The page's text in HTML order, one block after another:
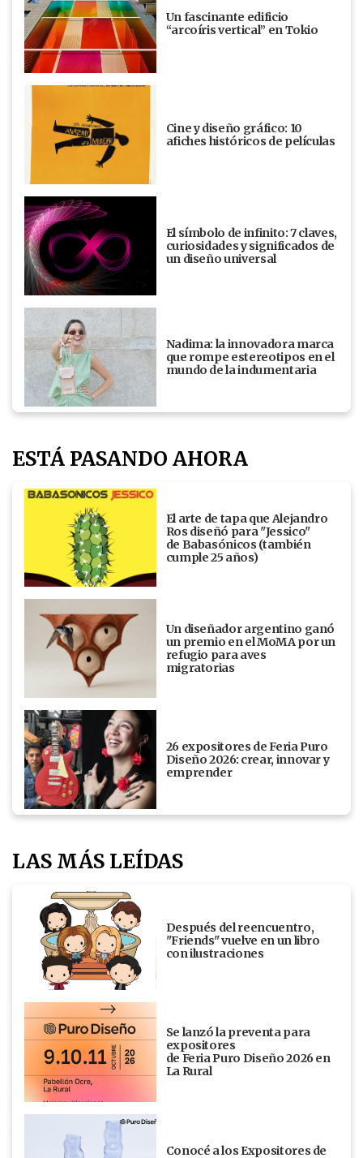
Un fascinante edificio
“arcoíris vertical” en Tokio
Cine y diseño gráfico: 10
afiches históricos de películas
El símbolo de infinito: 7 claves,
curiosidades y significados de
un diseño universal
Nadima: la innovadora marca
que rompe estereotipos en el
mundo de la indumentaria
ESTÁ PASANDO AHORA
El arte de tapa que Alejandro
Ros diseñó para "Jessico"
de Babasónicos (también
cumple 25 años)
Un diseñador argentino ganó
un premio en el MoMA por un
refugio para aves
migratorias
26 expositores de Feria Puro
Diseño 2026: crear, innovar y
emprender
LAS MÁS LEÍDAS
Después del reencuentro,
"Friends" vuelve en un libro
con ilustraciones
Se lanzó la preventa para
expositores
de Feria Puro Diseño 2026 en
La Rural
Conocé a los Expositores de